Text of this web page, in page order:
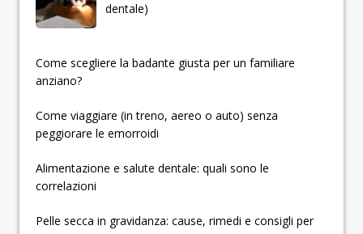
dentale)
­­­­­Come scegliere la badante giusta per un familiare
anziano?
Come viaggiare (in treno, aereo o auto) senza
peggiorare le emorroidi
Alimentazione e salute dentale: quali sono le
correlazioni
Pelle secca in gravidanza: cause, rimedi e consigli per